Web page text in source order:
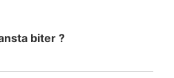
biter ?